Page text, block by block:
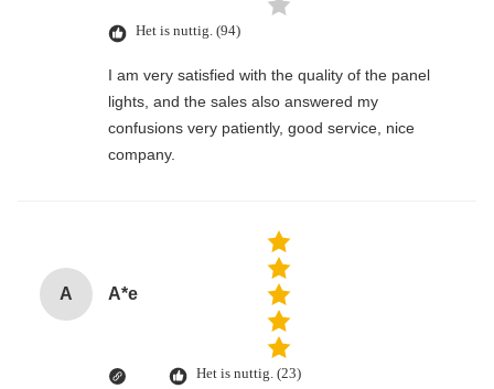
Het is nuttig. (94)
I am very satisfied with the quality of the panel
lights, and the sales also answered my
confusions very patiently, good service, nice
company.
A A*e
Het is nuttig. (23)